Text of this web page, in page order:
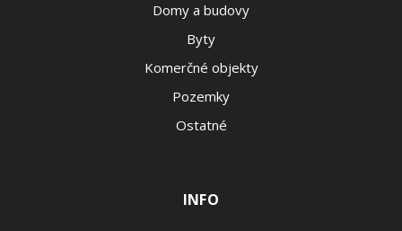
Domy a budovy
Byty
Komerčné objekty
Pozemky
Ostatné
INFO